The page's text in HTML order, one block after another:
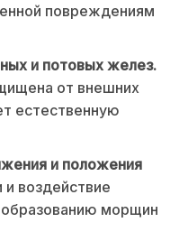
повреждениям
и потовых желез.
от внешних
естественную
и положения
воздействие
образованию морщин